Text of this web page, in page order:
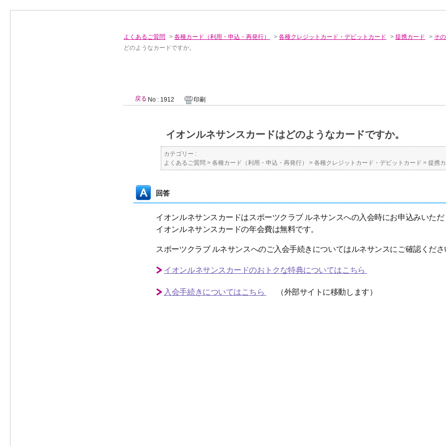
よくあるご質問 >各種カード（利用・申込・再発行） >各種クレジットカード・デビットカード >提携カード > そ
どのようなカードですか。
戻る No : 1912 印刷
イオンルネサンスカードはどのようなカードですか。
カテゴリー :
よくあるご質問 >各種カード（利用・申込・再発行） >各種クレジットカード・デビットカード >提携
回答
イオンルネサンスカードはスポーツクラブ ルネサンスへの入会時にお申込みいた
イオンルネサンスカードの年会費は無料です。
スポーツクラブ ルネサンスへのご入会手続きについてはルネサンスにご確認くださ
イオンルネサンスカードのおトクな特典についてはこちら
入会手続きについてはこちら （外部サイトに移動します）